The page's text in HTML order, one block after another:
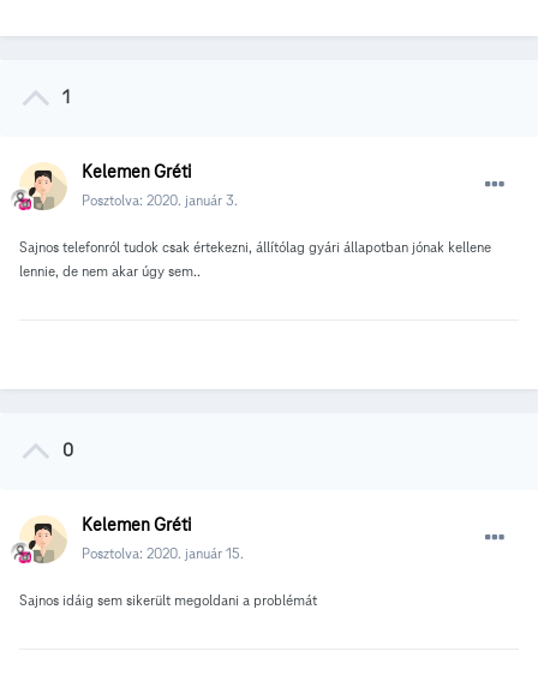
1
Kelemen Gréti
Posztolva: 2020. január 3.
Sajnos telefonról tudok csak értekezni, állítólag gyári állapotban jónak kellene
lennie, de nem akar úgy sem..
0
Kelemen Gréti
Posztolva: 2020. január 15.
Sajnos idáig sem sikerült megoldani a problémát